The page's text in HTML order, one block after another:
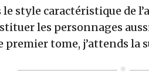
le style caractéristique de
les personnages
premier tome, j’attends la